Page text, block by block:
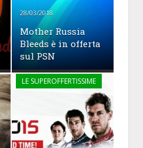
28/03/2018
Mother Russia
Bleeds è in offerta
sul PSN
LE SUPEROFFERTISSIME